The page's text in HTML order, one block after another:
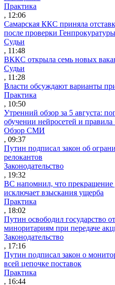
Практика
, 12:06
Самарская ККС приняла
после проверки Генпрокуратуры
Судьи
, 11:48
ВККС открыла семь новых
Судьи
, 11:28
Власти обсуждают варианты
Практика
, 10:50
Утренний обзор за 5 августа:
обучении нейросетей и
Обзор СМИ
, 09:37
Путин подписал закон об
релокантов
Законодательство
, 19:32
ВС напомнил, что прекращение
исключает взыскания ущерба
Практика
, 18:02
Путин освободил государство
миноритариям при передаче
Законодательство
, 17:16
Путин подписал закон о
всей цепочке поставок
Практика
, 16:44